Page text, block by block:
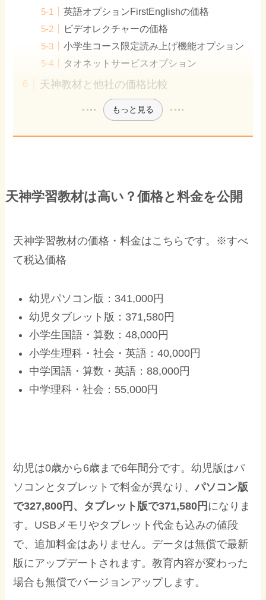
英語オプションFirstEnglishの価格
ビデオレクチャーの価格
小学生コース限定読み上げ機能オプション
タオネットサービスオプション
天神教材と他社の価格比較
もっと見る
天神学習教材は高い？価格と料金を公開
天神学習教材の価格・料金はこちらです。※すべ
て税込価格
幼児パソコン版：341,000円
幼児タブレット版：371,580円
小学生国語・算数：48,000円
小学生理科・社会・英語：40,000円
中学国語・算数・英語：88,000円
中学理科・社会：55,000円
幼児は0歳から6歳まで6年間分です。幼児版はパ
ソコンとタブレットで料金が異なり、パソコン版
で327,800円、タブレット版で371,580円 になりま
す。USBメモリやタブレット代金も込みの値段
で、追加料金はありません。データは無償で最新
版にアップデートされます。教育内容が変わった
場合も無償でバージョンアップします。